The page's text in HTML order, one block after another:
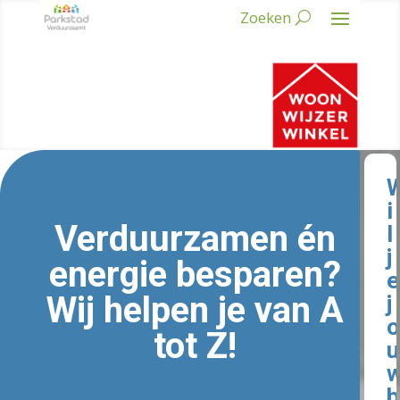
Verduurzamen én
energie besparen?
Wij helpen je van A
tot Z!
i
l
j
e
j
o
u